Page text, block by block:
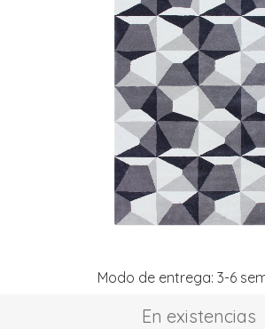
Modo de entrega: 3-6
En existencias